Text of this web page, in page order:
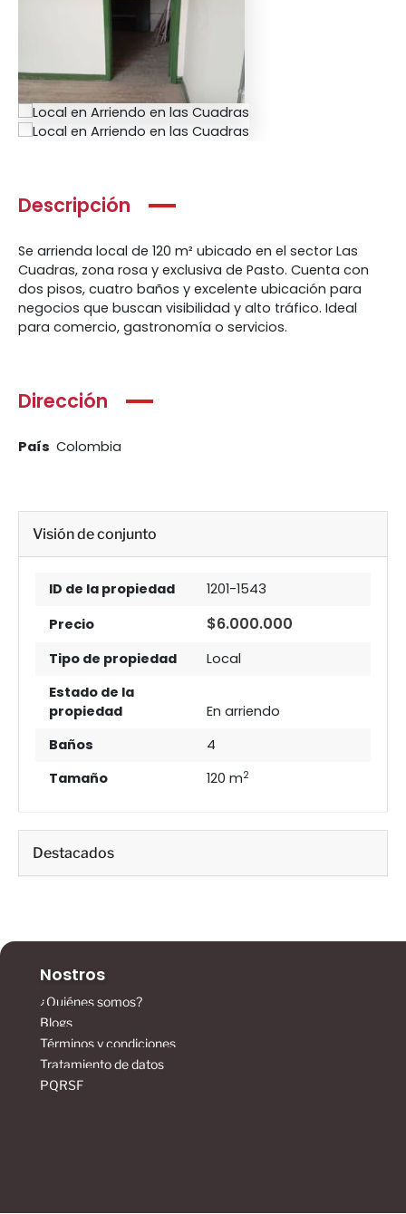
Descripción
Se arrienda local de 120 m² ubicado en el sector Las
Cuadras, zona rosa y exclusiva de Pasto. Cuenta con
dos pisos, cuatro baños y excelente ubicación para
negocios que buscan visibilidad y alto tráfico. Ideal
para comercio, gastronomía o servicios.
Dirección
País Colombia
Visión de conjunto
ID de la propiedad
1201-1543
Precio
$6.000.000
Tipo de propiedad
Local
Estado de la
propiedad
En arriendo
Baños
4
Tamaño
120 m2
Destacados
Nostros
¿Quiénes somos?
Blogs
Términos y condiciones
Tratamiento de datos
PQRSF